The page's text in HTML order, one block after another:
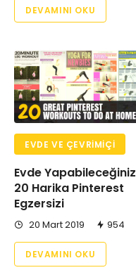
DEVAMINI OKU
EVDE VE ÇEVRIMIÇI
Evde Yapabileceğiniz
20 Harika Pinterest
Egzersizi
20 Mart 2019 954
DEVAMINI OKU